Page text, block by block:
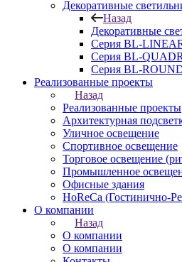
Декоративные
Назад
Декоративные
Серия BL-
Серия BL-
Серия BL-
Реализованные проекты
Назад
Реализованные проекты
Архитектурная
Уличное освещение
Спортивное освещение
Торговое освещение
Промышленное
Офисные здания
HoReCa (Гостинично-
О компании
Назад
О компании
О компании